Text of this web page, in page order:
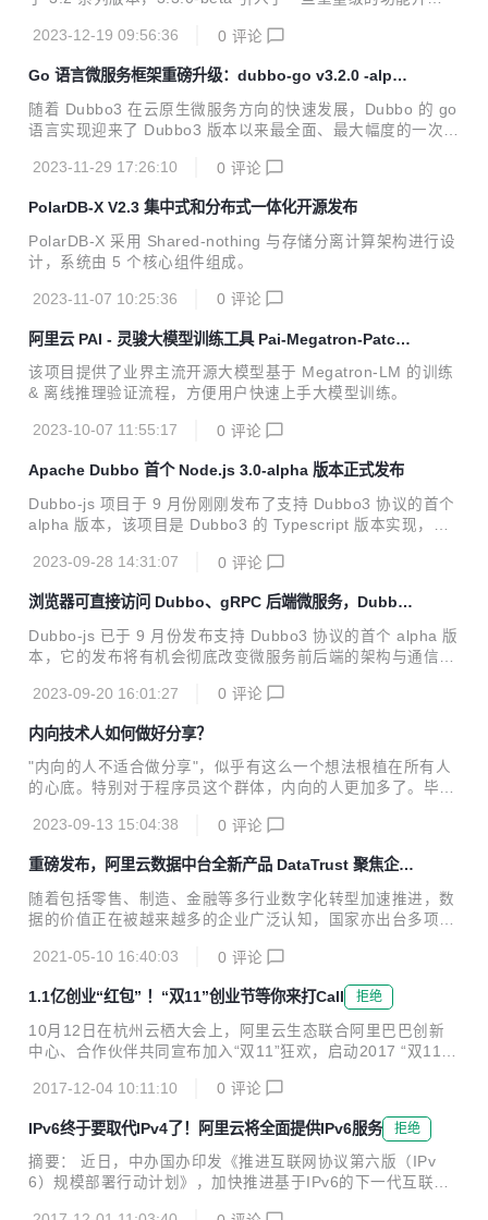
2023-12-19 09:56:36
0 评论
Go 语言微服务框架重磅升级：dubbo-go v3.2.0 -alpha
版本预览
随着 Dubbo3 在云原生微服务方向的快速发展，Dubbo 的 go
语言实现迎来了 Dubbo3 版本以来最全面、最大幅度的一次升
测能力等。总的来说，新版本的 dubbo-go：
2023-11-29 17:26:10 0 评论
PolarDB-X V2.3 集中式和分布式一体化开源发布
PolarDB-X 采用 Shared-nothing 与存储分离计算架构进行设
计，系统由 5 个核心组件组成。
2023-11-07 10:25:36 0 评论
阿里云 PAI - 灵骏大模型训练工具 Pai-Megatron-Patch
正式开源
该项目提供了业界主流开源大模型基于 Megatron-LM 的训练
& 离线推理验证流程，方便用户快速上手大模型训练。
2023-10-07 11:55:17 0 评论
Apache Dubbo 首个 Node.js 3.0-alpha 版本正式发布
Dubbo-js 项目于 9 月份刚刚发布了支持 Dubbo3 协议的首个
alpha 版本，该项目是 Dubbo3 的 Typescript 版本实现，提
2023-09-28 14:31:07
0 评论
浏览器可直接访问 Dubbo、gRPC 后端微服务，Dubbo-
js 首个 alpha 版本来了！
Dubbo-js 已于 9 月份发布支持 Dubbo3 协议的首个 alpha 版
本，它的发布将有机会彻底改变微服务前后端的架构与通信模
o、gRPC 服务。
2023-09-20 16:01:27 0 评论
内向技术人如何做好分享？
"内向的人不适合做分享"，似乎有这么一个想法根植在所有人
的心底。特别对于程序员这个群体，内向的人更加多了。毕
因为不太喜欢和人打交道。但是经过这些年的实践，我逐渐发
当好的分享的。
2023-09-13 15:04:38 0 评论
重磅发布，阿里云数据中台全新产品 DataTrust 聚焦企业
数据安全保障
随着包括零售、制造、金融等多行业数字化转型加速推进，数
据的价值正在被越来越多的企业广泛认知，国家亦出台多项政
整合、应用于安全管理，提升数据资源价值。 同时，面对持续
扩大的安全威胁维度和行业监管要求，企业对数据安全的防护
力度要求也在不断加码，亟需一套完整的数据安全产品，实现
不同场景应对的数据安全保护。 响应国家及市场要求，近日，
阿里云数据中台产品矩阵之一的隐私增强计算产品DataTrust
基础安全能力，及阿里云数据中台丰富的应用场景实践，能够
2021-05-10 16:40:03 0 评论
1.1亿创业“红包” ！“双11”创业节等你来打Call 拒绝
10月12日在杭州云栖大会上，阿里云生态联合阿里巴巴创新
中心、合作伙伴共同宣布加入“双11”狂欢，启动2017 “双11创
包”，以阿里大生态力量为初创企业提供全线科技赋能及品牌
冷启动等扶持。 据悉，“双11”创业“红包”精选于阿里巴巴创新
中心创业扶持计划---“风池计划”中的核心资源，包括阿里云、
芝麻信用、钉钉、淘宝众筹等阿里系资源；由生态伙伴提供的
数千款企业应用与服务；以及由头部创投媒体提供的初创企业
2017-12-04 10:11:10 0 评论
IPv6终于要取代IPv4了！阿里云将全面提供IPv6服务 拒绝
摘要： 近日，中办国办印发《推进互联网协议第六版（IPv
6）规模部署行动计划》，加快推进基于IPv6的下一代互联网